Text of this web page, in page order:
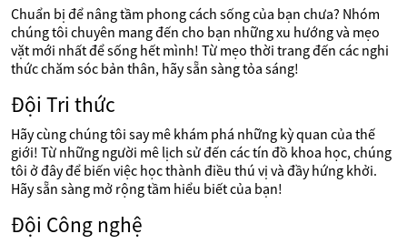
Chuẩn bị để nâng tầm phong cách sống của bạn chưa? Nhóm
chúng tôi chuyên mang đến cho bạn những xu hướng và mẹo
vặt mới nhất để sống hết mình! Từ mẹo thời trang đến các nghi
thức chăm sóc bản thân, hãy sẵn sàng tỏa sáng!
Đội Tri thức
Hãy cùng chúng tôi say mê khám phá những kỳ quan của thế
giới! Từ những người mê lịch sử đến các tín đồ khoa học, chúng
tôi ở đây để biến việc học thành điều thú vị và đầy hứng khởi.
Hãy sẵn sàng mở rộng tầm hiểu biết của bạn!
Đội Công nghệ